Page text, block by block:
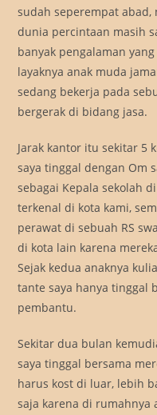
sudah seperempat
dunia percintaan masih
banyak pengalaman
layaknya anak muda
sedang bekerja pada
bergerak di bidang jasa.
Jarak kantor itu sekitar 5
saya tinggal dengan Om
sebagai Kepala sekolah
terkenal di kota kami,
perawat di sebuah RS
di kota lain karena
Sejak kedua anaknya
tante saya hanya tinggal
pembantu.
Sekitar dua bulan
saya tinggal bersama
harus kost di luar, lebih
saja karena di rumahnya